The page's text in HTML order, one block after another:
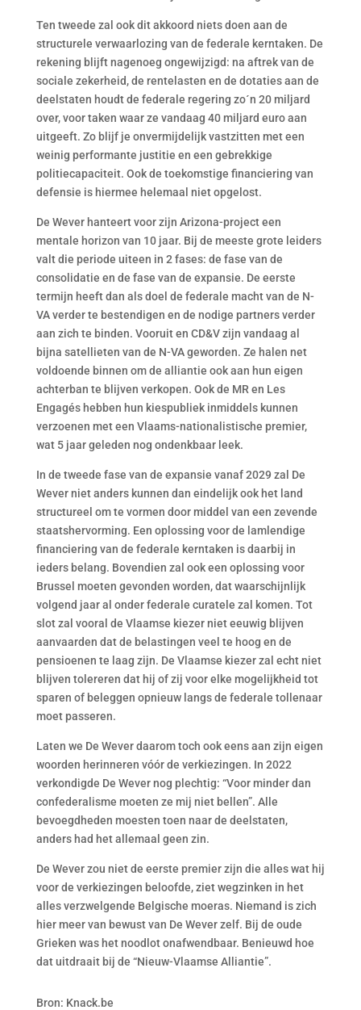
Ten tweede zal ook dit akkoord niets doen aan de
structurele verwaarlozing van de federale kerntaken. De
rekening blijft nagenoeg ongewijzigd: na aftrek van de
sociale zekerheid, de rentelasten en de dotaties aan de
deelstaten houdt de federale regering zo´n 20 miljard
over, voor taken waar ze vandaag 40 miljard euro aan
uitgeeft. Zo blijf je onvermijdelijk vastzitten met een
weinig performante justitie en een gebrekkige
politiecapaciteit. Ook de toekomstige financiering van
defensie is hiermee helemaal niet opgelost.
De Wever hanteert voor zijn Arizona-project een
mentale horizon van 10 jaar. Bij de meeste grote leiders
valt die periode uiteen in 2 fases: de fase van de
consolidatie en de fase van de expansie. De eerste
termijn heeft dan als doel de federale macht van de N-
VA verder te bestendigen en de nodige partners verder
aan zich te binden. Vooruit en CD&V zijn vandaag al
bijna satellieten van de N-VA geworden. Ze halen net
voldoende binnen om de alliantie ook aan hun eigen
achterban te blijven verkopen. Ook de MR en Les
Engagés hebben hun kiespubliek inmiddels kunnen
verzoenen met een Vlaams-nationalistische premier,
wat 5 jaar geleden nog ondenkbaar leek.
In de tweede fase van de expansie vanaf 2029 zal De
Wever niet anders kunnen dan eindelijk ook het land
structureel om te vormen door middel van een zevende
staatshervorming. Een oplossing voor de lamlendige
financiering van de federale kerntaken is daarbij in
ieders belang. Bovendien zal ook een oplossing voor
Brussel moeten gevonden worden, dat waarschijnlijk
volgend jaar al onder federale curatele zal komen. Tot
slot zal vooral de Vlaamse kiezer niet eeuwig blijven
aanvaarden dat de belastingen veel te hoog en de
pensioenen te laag zijn. De Vlaamse kiezer zal echt niet
blijven tolereren dat hij of zij voor elke mogelijkheid tot
sparen of beleggen opnieuw langs de federale tollenaar
moet passeren.
Laten we De Wever daarom toch ook eens aan zijn eigen
woorden herinneren vóór de verkiezingen. In 2022
verkondigde De Wever nog plechtig: “Voor minder dan
confederalisme moeten ze mij niet bellen”. Alle
bevoegdheden moesten toen naar de deelstaten,
anders had het allemaal geen zin.
De Wever zou niet de eerste premier zijn die alles wat hij
voor de verkiezingen beloofde, ziet wegzinken in het
alles verzwelgende Belgische moeras. Niemand is zich
hier meer van bewust van De Wever zelf. Bij de oude
Grieken was het noodlot onafwendbaar. Benieuwd hoe
dat uitdraait bij de “Nieuw-Vlaamse Alliantie”.
Bron: Knack.be